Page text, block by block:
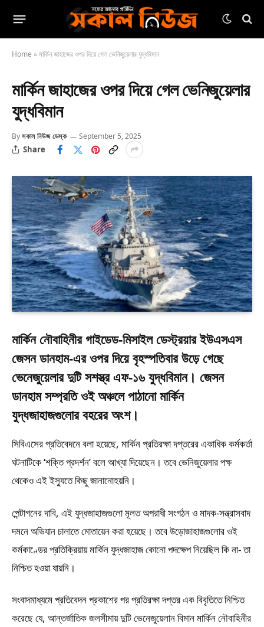
Home »মার্কিন জাহাজের ওপর দিয়ে গেল ভেনিজুয়েলার যুদ্ধবিমান
মার্কিন জাহাজের ওপর দিয়ে গেল ভেনিজুয়েলার
যুদ্ধবিমান
Byসকাল নিউজ ডেস্ক September 5, 2025
Share
মার্কিন নৌবাহিনীর গাইডেড-মিসাইল ডেস্ট্রয়ার ইউএসএস
জেসন ডানহাম-এর ওপর দিয়ে বৃহস্পতিবার উড়ে গেছে
ভেনেজুয়েলার দুটি সশস্ত্র এফ-১৬ যুদ্ধবিমান। জেসন
ডানহাম সম্প্রতি ওই অঞ্চলে পাঠানো মার্কিন
যুদ্ধজাহাজগুলোর বহরের অংশ।
সিবিএসের প্রতিবেদনে বলা হয়েছে, মার্কিন প্রতিরক্ষা দপ্তরের একাধিক কর্মকর্তা
ঘটনাটিকে ‘শক্তি প্রদর্শন’ বলে আখ্যা দিয়েছেন। তবে ভেনিজুয়েলার পক্ষ
থেকেও এই ইস্যুতে কিছু জানানোহয়নি।
পেন্টাগনের দাবি, এই যুদ্ধজাহাজগুলো মূলত অপরাধী সংগঠন ও মাদক-সন্ত্রাসবাদ
দমনে অভিযান চালাতে মোতায়েন করা হয়েছে। তবে উড়োজাহাজগুলোর ওই
কর্মকাণ্ডের প্রতিক্রিয়ায় মার্কিন যুদ্ধজাহাজ কোনো পদক্ষেপ নিয়েছিল কি না- তা
নিশ্চিত হওয়া যায়নি।
সংবাদমাধ্যমে প্রতিবেদন প্রকাশের পর প্রতিরক্ষা দপ্তর এক বিবৃতিতে নিশ্চিত
করেছে যে, আন্তর্জাতিক জলসীমায় দুটি ভেনেজুয়েলান বিমান মার্কিন নৌবাহিনীর